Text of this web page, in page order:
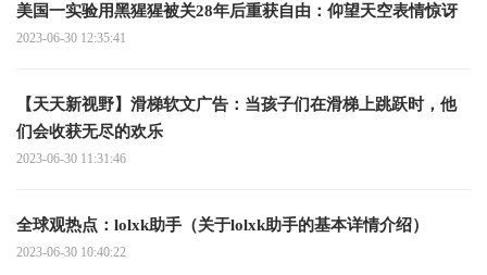
美国一实验用黑猩猩被关28年后重获自由：仰望天空表情惊讶
2023-06-30 12:35:41
【天天新视野】滑梯软文广告：当孩子们在滑梯上跳跃时，他
们会收获无尽的欢乐
2023-06-30 11:31:46
全球观热点：lolxk助手（关于lolxk助手的基本详情介绍）
2023-06-30 10:40:22